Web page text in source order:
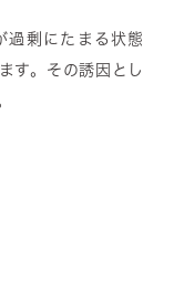
過剰にたまる状態
す。その誘因とし